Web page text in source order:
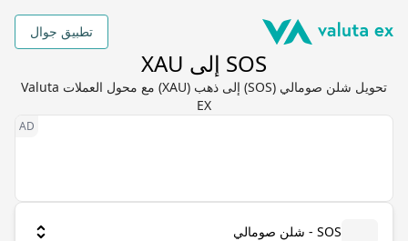
تطبيق جوال
SOS إلى XAU
تحويل شلن صومالي (SOS) إلى ذهب (XAU) مع محول العملات Valuta
EX
SOS - شلن صومالي